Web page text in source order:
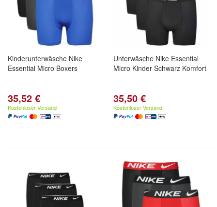
Kinderunterwäsche Nike
Essential Micro Boxers
35,52 €
Kostenloser Versand
Unterwäsche Nike Essential
Micro Kinder Schwarz Komfort
35,50 €
Kostenloser Versand